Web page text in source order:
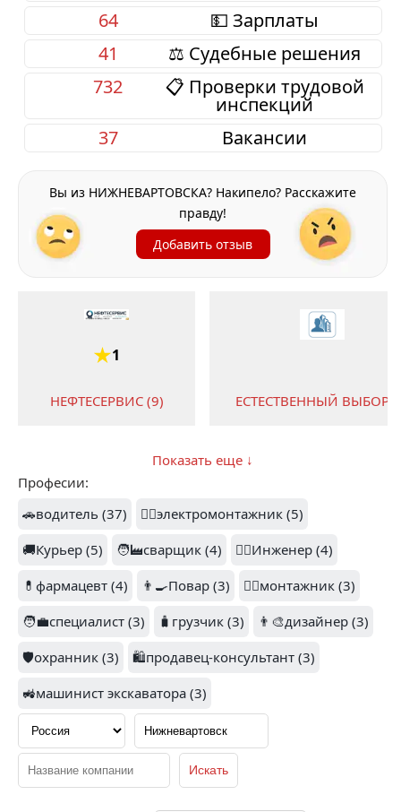
💵 Зарплаты
64
⚖️ Судебные решения
41
📋 Проверки трудовой
инспекций
732
Вакансии
37
Вы из НИЖНЕВАРТОВСКА? Накипело? Расскажите
правду!
Добавить отзыв
1
НЕФТЕСЕРВИС (9) ЕСТЕСТВЕННЫЙ ВЫБОР
ТЕХГАЗ (8) СИБПРОМСЕРВИС (7)
1
СТРОИТЕЛЬНАЯ
КОНТАКТ (7)
Показать еще ↓
Професии:
🚗водитель (37)
👷‍♂️электромонтажник (5)
🚚Курьер (5)
🧑‍🏭сварщик (4)
👷‍♂️Инженер (4)
💊фармацевт (4)
👨‍🍳Повар (3)
👷‍♂️монтажник (3)
🧑‍💼специалист (3)
🧳грузчик (3)
👨‍🎨дизайнер (3)
🛡️охранник (3)
🛍️продавец-консультант (3)
🚜машинист экскаватора (3)